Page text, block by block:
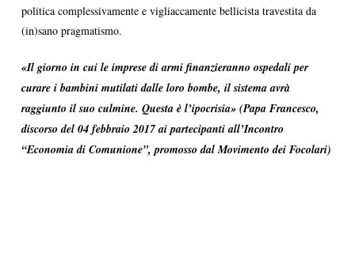
politica complessivamente e vigliaccamente bellicista travestita da
(in)sano pragmatismo.
«Il giorno in cui le imprese di armi finanzieranno ospedali per
curare i bambini mutilati dalle loro bombe, il sistema avrà
raggiunto il suo culmine. Questa è l’ipocrisia» (Papa Francesco,
discorso del 04 febbraio 2017 ai partecipanti all’Incontro
“Economia di Comunione”, promosso dal Movimento dei Focolari)